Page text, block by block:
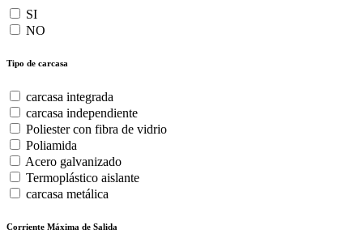
SI
NO
Tipo de carcasa
carcasa integrada
carcasa independiente
Poliester con fibra de vidrio
Poliamida
Acero galvanizado
Termoplástico aislante
carcasa metálica
Corriente Máxima de Salida